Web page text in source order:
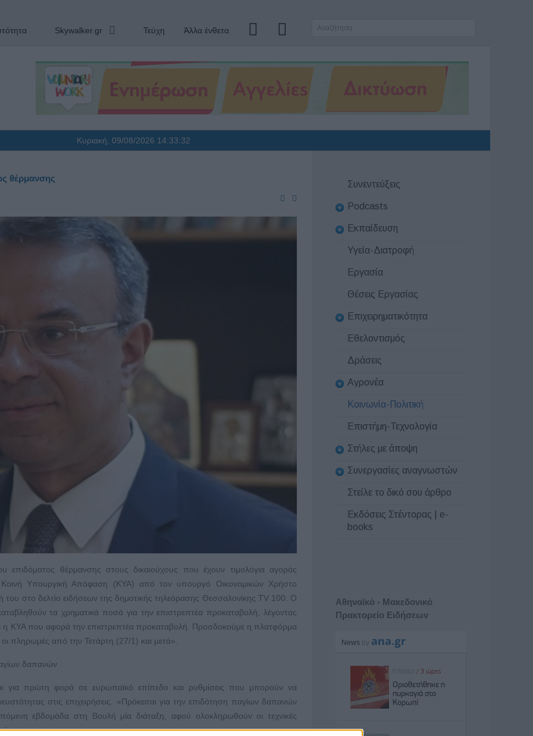
Skywalker.gr Τεύχη Άλλα ένθετα
Κυριακή, 09/08/2026 14:33:33
θέρμανσης
επιδόματος θέρμανσης στους δικαιούχους που έχουν τιμολόγια αγοράς
Υπουργική Απόφαση (ΚΥΑ) από τον υπουργό Οικονομικών Χρήστο
του στο δελτίο ειδήσεων της δημοτικής τηλεόρασης Θεσσαλονίκης TV 100. Ο
τα χρηματικά ποσά για την επιστρεπτέα προκαταβολή, λέγοντας
η ΚΥΑ που αφορά την επιστρεπτέα προκαταβολή. Προσδοκούμε η πλατφόρμα
πληρωμές από την Τετάρτη (27/1) και μετά».
δαπανών
για πρώτη φορά σε ευρωπαϊκό επίπεδο και ρυθμίσεις που μπορούν να
στις επιχειρήσεις. «Πρόκειται για την επιδότηση παγίων δαπανών
εβδομάδα στη Βουλή μία διάταξη, αφού ολοκληρωθούν οι τεχνικές
Συνεντεύξεις
Podcasts
Εκπαίδευση
Υγεία-Διατροφή
Εργασία
Θέσεις Εργασίας
Επιχειρηματικότητα
Εθελοντισμός
Δράσεις
Αγρονέα
Κοινωνία-Πολιτική
Επιστήμη-Τεχνολογία
Στήλες με άποψη
Συνεργασίες αναγνωστών
Στείλε το δικό σου άρθρο
Εκδόσεις Στέντορας | e-
books
Αθηναϊκό - Μακεδονικό
Πρακτορείο Ειδήσεων